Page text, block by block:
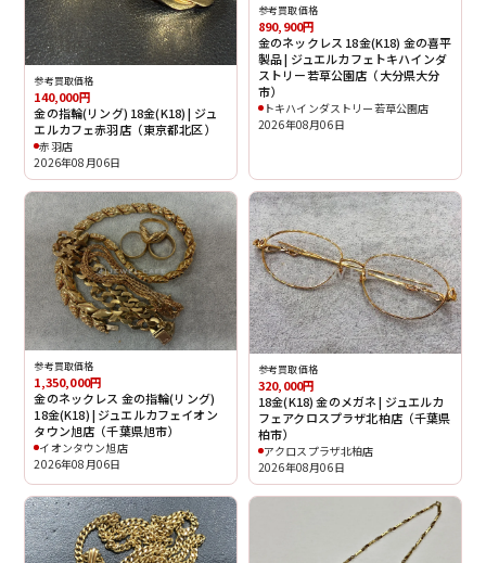
参考買取価格
140,000円
金の指輪(リング) 18金(K18) | ジュ
エルカフェ赤羽店（東京都北区）
赤羽店
2026年08月06日
参考買取価格
890,900円
金のネックレス 18金(K18) 金の喜平
製品 | ジュエルカフェトキハインダ
ストリー若草公園店（大分県大分
市）
トキハインダストリー若草公園店
2026年08月06日
参考買取価格
1,350,000円
金のネックレス 金の指輪(リング)
18金(K18) | ジュエルカフェイオン
タウン旭店（千葉県旭市）
イオンタウン旭店
2026年08月06日
参考買取価格
320,000円
18金(K18) 金のメガネ | ジュエルカ
フェアクロスプラザ北柏店（千葉県
柏市）
アクロスプラザ北柏店
2026年08月06日